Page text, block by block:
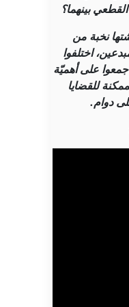
بينهما؟
نخبة من
اختلفوا
على أهميّة
للقضايا
دوام.